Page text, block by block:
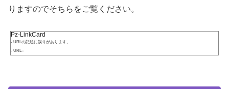
りますのでそちらをご覧ください。
Pz-LinkCard
- URLの記述に誤りがあります。
- URL=